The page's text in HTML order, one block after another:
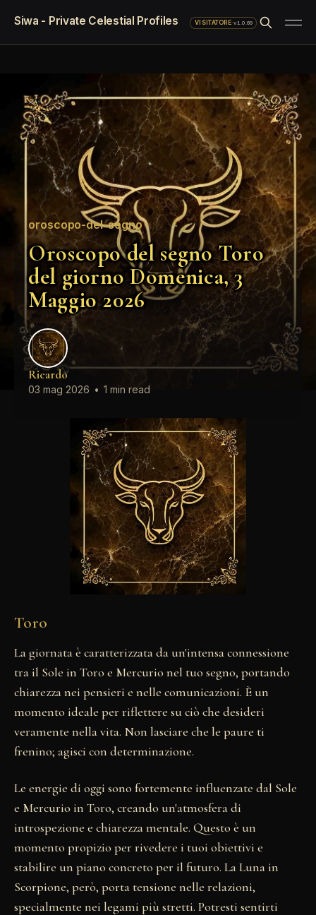
Siwa - Private Celestial Profiles VISITATORE·v1.0.69
oroscopo-del-segno
Oroscopo del segno Toro
del giorno Domenica, 3
Maggio 2026
Ricardo
03 mag 2026 • 1 min read
Toro
La giornata è caratterizzata da un'intensa connessione
tra il Sole in Toro e Mercurio nel tuo segno, portando
chiarezza nei pensieri e nelle comunicazioni. È un
momento ideale per riflettere su ciò che desideri
veramente nella vita. Non lasciare che le paure ti
frenino; agisci con determinazione.
Le energie di oggi sono fortemente influenzate dal Sole
e Mercurio in Toro, creando un'atmosfera di
introspezione e chiarezza mentale. Questo è un
momento propizio per rivedere i tuoi obiettivi e
stabilire un piano concreto per il futuro. La Luna in
Scorpione, però, porta tensione nelle relazioni,
specialmente nei legami più stretti. Potresti sentirti